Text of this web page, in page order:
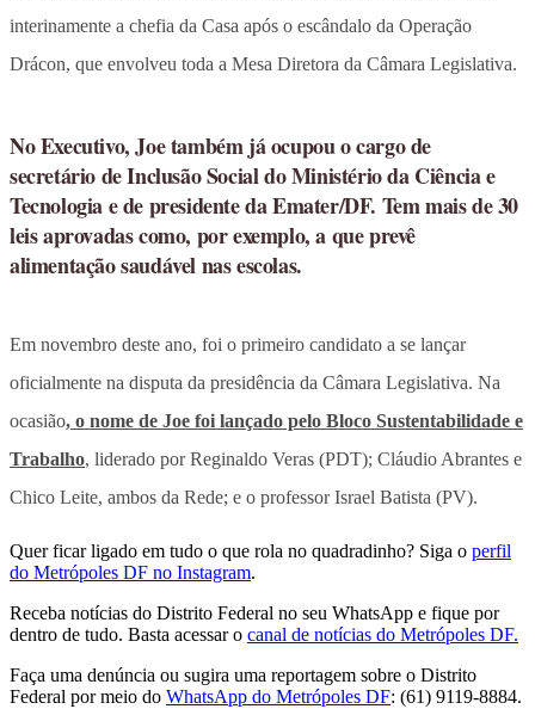
interinamente a chefia da Casa após o escândalo da Operação
Drácon, que envolveu toda a Mesa Diretora da Câmara Legislativa.
No Executivo, Joe também já ocupou o cargo de
secretário de Inclusão Social do Ministério da Ciência e
Tecnologia e de presidente da Emater/DF. Tem mais de 30
leis aprovadas como, por exemplo, a que prevê
alimentação saudável nas escolas.
Em novembro deste ano, foi o primeiro candidato a se lançar
oficialmente na disputa da presidência da Câmara Legislativa. Na
ocasião, o nome de Joe foi lançado pelo Bloco Sustentabilidade e
Trabalho, liderado por Reginaldo Veras (PDT); Cláudio Abrantes e
Chico Leite, ambos da Rede; e o professor Israel Batista (PV).
Quer ficar ligado em tudo o que rola no quadradinho? Siga o perfil
do Metrópoles DF no Instagram.
Receba notícias do Distrito Federal no seu WhatsApp e fique por
dentro de tudo. Basta acessar o canal de notícias do Metrópoles DF.
Faça uma denúncia ou sugira uma reportagem sobre o Distrito
Federal por meio do WhatsApp do Metrópoles DF: (61) 9119-8884.